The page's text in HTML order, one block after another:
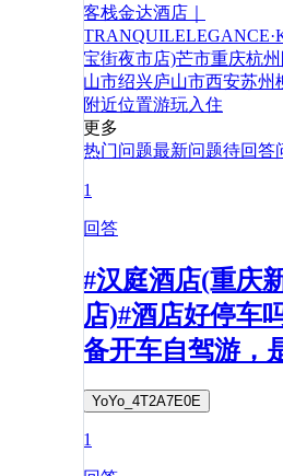
客栈金达酒店｜
宝街夜市店)芒市重庆杭州
山市绍兴庐山市西安苏州
附近位置游玩入住
更多
热门问题最新问题待回答
1
回答
#汉庭酒店(重庆
店)#酒店好停车
备开车自驾游，
YoYo_4T2A7E0E
1